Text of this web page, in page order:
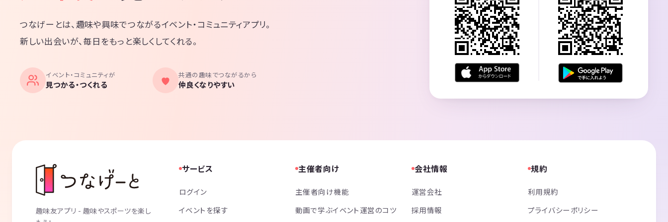
つなげーとは、趣味や興味でつながるイベント・コミュニティアプリ。
新しい出会いが、毎日をもっと楽しくしてくれる。
イベント・コミュニティが
見つかる・つくれる
共通の趣味でつながるから
仲良くなりやすい
趣味友アプリ - 趣味やスポーツを楽し
サービス
ログイン
イベントを探す
主催者向け
主催者向け機能
動画で学ぶイベント運営のコツ
会社情報
運営会社
採用情報
規約
利用規約
プライバシーポリシー